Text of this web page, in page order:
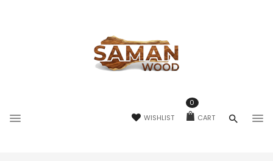
WISHLIST CART
0